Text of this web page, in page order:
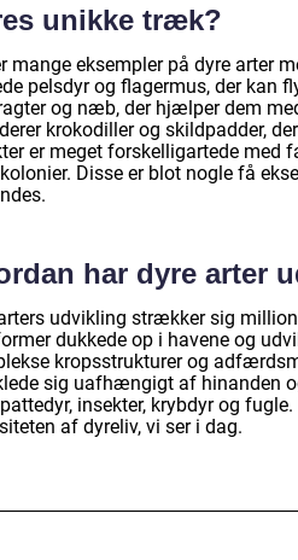
unikke træk?
mange eksempler på dyre arter
pelsdyr og flagermus, der kan
og næb, der hjælper dem
krokodiller og skildpadder,
er meget forskelligartede med
Disse er blot nogle få
har dyre arter
udvikling strækker sig
dukkede op i havene og
kropsstrukturer og
sig uafhængigt af hinanden
insekter, krybdyr og
af dyreliv, vi ser i dag.